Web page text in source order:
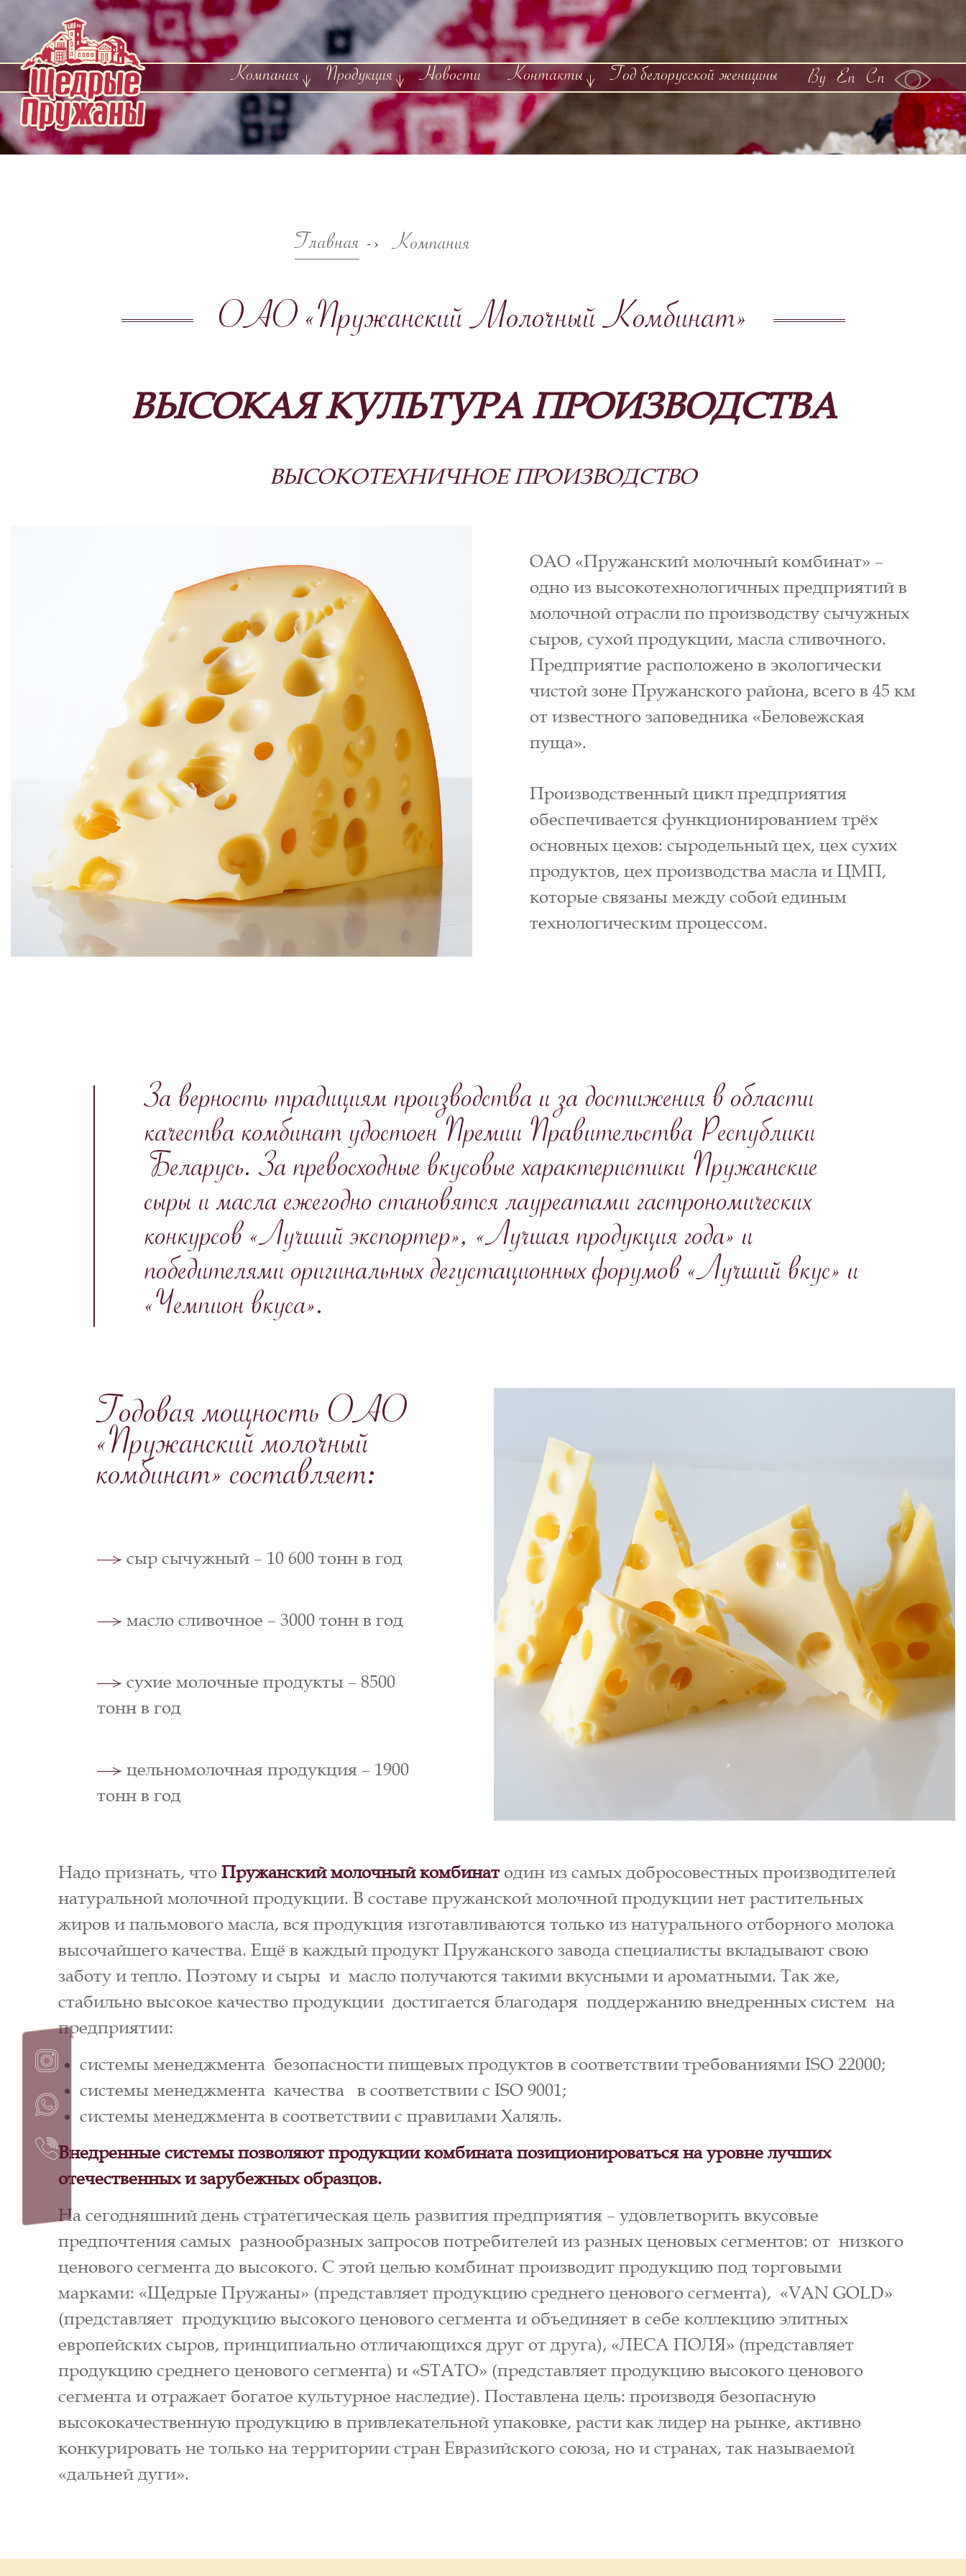
Компания Продукция Новости Контакты Год белорусской женщины By En Cn
Главная -> Компания
ОАО «Пружанский Молочный Комбинат»
ВЫСОКАЯ КУЛЬТУРА ПРОИЗВОДСТВА
ВЫСОКОТЕХНИЧНОЕ ПРОИЗВОДСТВО
ОАО «Пружанский молочный комбинат» –
одно из высокотехнологичных предприятий в
молочной отрасли по производству сычужных
сыров, сухой продукции, масла сливочного.
Предприятие расположено в экологически
чистой зоне Пружанского района, всего в 45 км
от известного заповедника «Беловежская
пуща».
Производственный цикл предприятия
обеспечивается функционированием трёх
основных цехов: сыродельный цех, цех сухих
продуктов, цех производства масла и ЦМП,
которые связаны между собой единым
технологическим процессом.
За верность традициям производства и за достижения в области
качества комбинат удостоен Премии Правительства Республики
Беларусь. За превосходные вкусовые характеристики Пружанские
сыры и масла ежегодно становятся лауреатами гастрономических
конкурсов «Лучший экспортер», «Лучшая продукция года» и
победителями оригинальных дегустационных форумов «Лучший вкус» и
«Чемпион вкуса».
Годовая мощность ОАО
«Пружанский молочный
комбинат» составляет:
сыр сычужный – 10 600 тонн в год
масло сливочное – 3000 тонн в год
сухие молочные продукты – 8500
тонн в год
цельномолочная продукция – 1900
тонн в год
Надо признать, что Пружанский молочный комбинатодин из самых добросовестных производителей
натуральной молочной продукции. В составе пружанской молочной продукции нет растительных
жиров и пальмового масла, вся продукция изготавливаются только из натурального отборного молока
высочайшего качества. Ещё в каждый продукт Пружанского завода специалисты вкладывают свою
заботу и тепло. Поэтому и сыры и масло получаются такими вкусными и ароматными. Так же,
стабильно высокое качество продукции достигается благодаря поддержанию внедренных систем на
предприятии:
системы менеджмента безопасности пищевых продуктов в соответствии требованиями ISO 22000;
системы менеджмента качества в соответствии с ISO 9001;
системы менеджмента в соответствии с правилами Халяль.
Внедренные системы позволяют продукции комбината позиционироваться на уровне лучших
отечественных и зарубежных образцов.
На сегодняшний день стратегическая цель развития предприятия – удовлетворить вкусовые
предпочтения самых разнообразных запросов потребителей из разных ценовых сегментов: от низкого
ценового сегмента до высокого. С этой целью комбинат производит продукцию под торговыми
марками: «Щедрые Пружаны» (представляет продукцию среднего ценового сегмента), «VAN GOLD»
(представляет продукцию высокого ценового сегмента и объединяет в себе коллекцию элитных
европейских сыров, принципиально отличающихся друг от друга), «ЛЕСА ПОЛЯ» (представляет
продукцию среднего ценового сегмента) и «STATO» (представляет продукцию высокого ценового
сегмента и отражает богатое культурное наследие). Поставлена цель: производя безопасную
высококачественную продукцию в привлекательной упаковке, расти как лидер на рынке, активно
конкурировать не только на территории стран Евразийского союза, но и странах, так называемой
«дальней дуги».